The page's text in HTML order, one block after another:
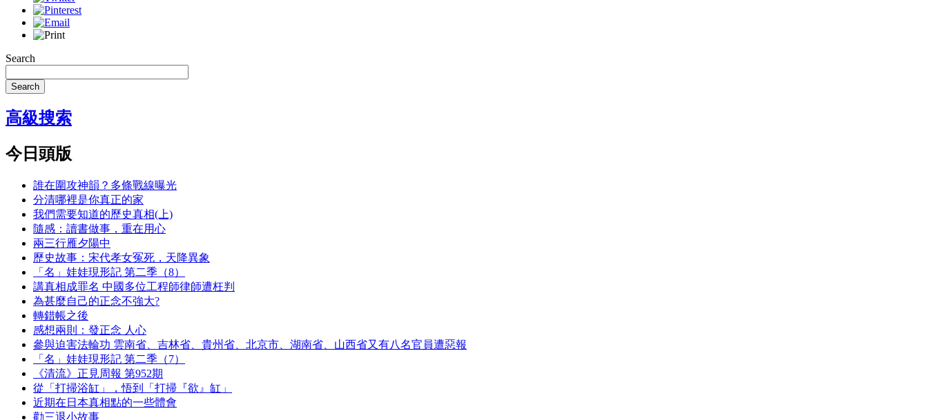
Search
Search
高級搜索
今日頭版
誰在圍攻神韻？多條戰線曝光
分清哪裡是你真正的家
我們需要知道的歷史真相(上)
隨感：讀書做事，重在用心
兩三行雁夕陽中
歷史故事：宋代孝女冤死，天降異象
「名」娃娃現形記 第二季（8）
講真相成罪名 中國多位工程師律師遭枉判
為甚麼自己的正念不強大?
轉錯帳之後
感想兩則：發正念 人心
參與迫害法輪功 雲南省、吉林省、貴州省、北京市、湖南省、山西省又有八名官員遭惡報
「名」娃娃現形記 第二季（7）
《清流》正見周報 第952期
從「打掃浴缸」，悟到「打掃『欲』缸」
近期在日本真相點的一些體會
勸三退小故事